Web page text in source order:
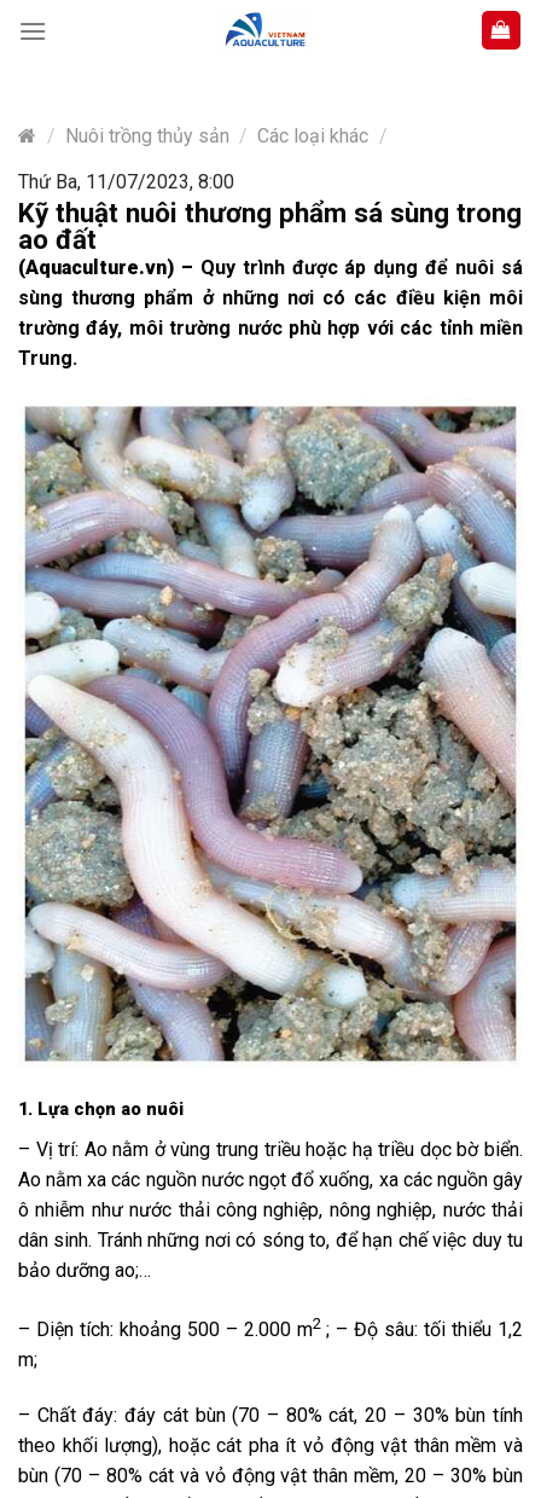
content
/ Nuôi trồng thủy sản / Các loại khác /
Thứ Ba, 11/07/2023, 8:00
Kỹ thuật nuôi thương phẩm sá sùng trong
ao đất
(Aquaculture.vn) – Quy trình được áp dụng để nuôi sá
sùng thương phẩm ở những nơi có các điều kiện môi
trường đáy, môi trường nước phù hợp với các tỉnh miền
Trung.
1. Lựa chọn ao nuôi
– Vị trí: Ao nằm ở vùng trung triều hoặc hạ triều dọc bờ biển.
Ao nằm xa các nguồn nước ngọt đổ xuống, xa các nguồn gây
ô nhiễm như nước thải công nghiệp, nông nghiệp, nước thải
dân sinh. Tránh những nơi có sóng to, để hạn chế việc duy tu
bảo dưỡng ao;…
– Diện tích: khoảng 500 – 2.000 m2; – Độ sâu: tối thiểu 1,2
m;
– Chất đáy: đáy cát bùn (70 – 80% cát, 20 – 30% bùn tính
theo khối lượng), hoặc cát pha ít vỏ động vật thân mềm và
bùn (70 – 80% cát và vỏ động vật thân mềm, 20 – 30% bùn